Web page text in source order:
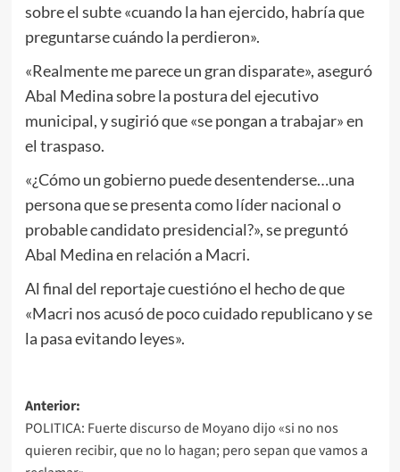
sobre el subte «cuando la han ejercido, habría que
preguntarse cuándo la perdieron».
«Realmente me parece un gran disparate», aseguró
Abal Medina sobre la postura del ejecutivo
municipal, y sugirió que «se pongan a trabajar» en
el traspaso.
«¿Cómo un gobierno puede desentenderse…una
persona que se presenta como líder nacional o
probable candidato presidencial?», se preguntó
Abal Medina en relación a Macri.
Al final del reportaje cuestióno el hecho de que
«Macri nos acusó de poco cuidado republicano y se
la pasa evitando leyes».
Navegación
de
Anterior:
POLITICA: Fuerte discurso de Moyano dijo «si no nos
quieren recibir, que no lo hagan; pero sepan que vamos a